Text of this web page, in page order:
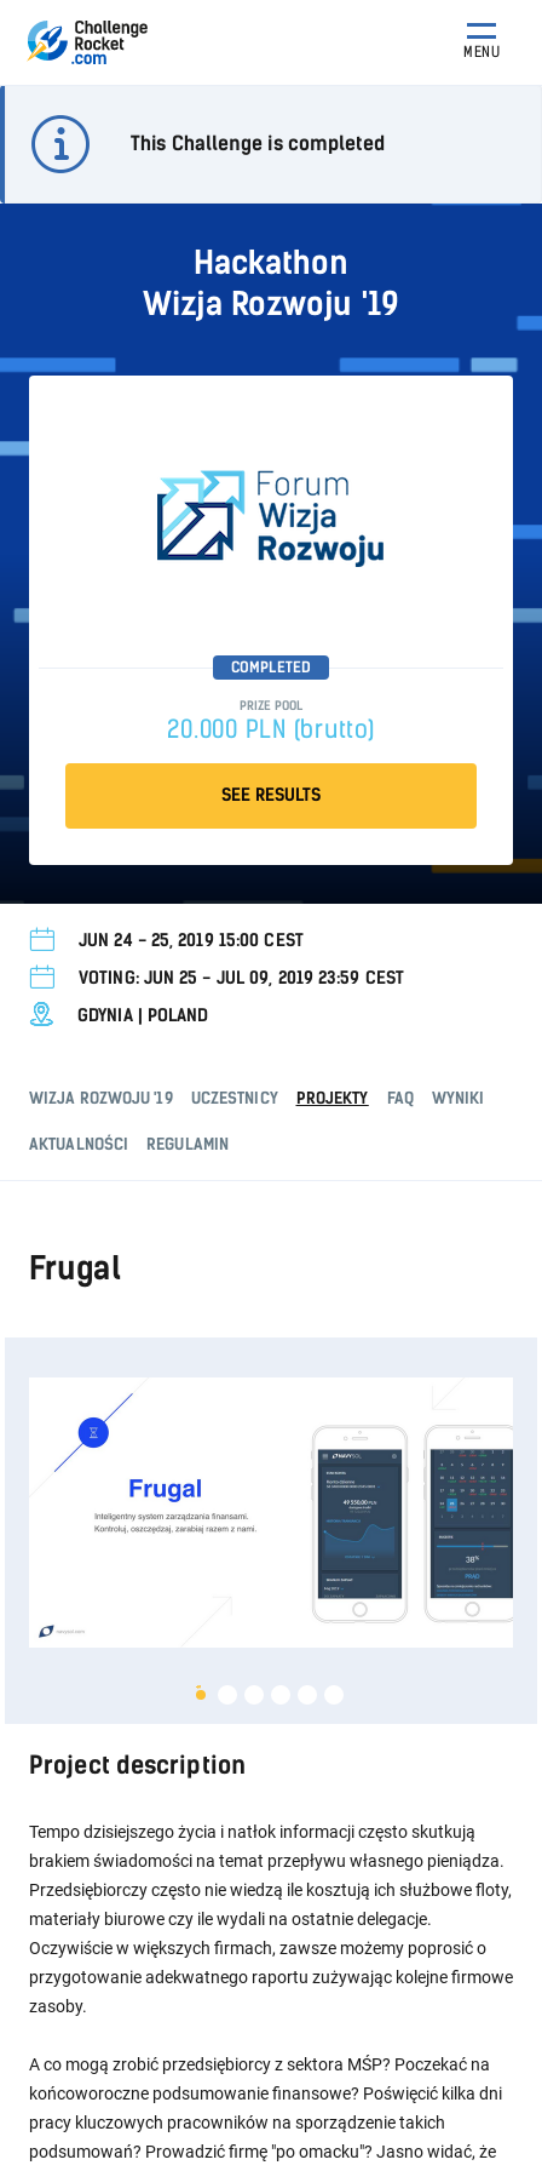
MENU
This Challenge is completed
Hackathon
Wizja Rozwoju '19
COMPLETED
PRIZE POOL
20.000 PLN (brutto)
SEE RESULTS
JUN 24 - 25, 2019 15:00 CEST
VOTING: JUN 25 - JUL 09, 2019 23:59 CEST
GDYNIA | POLAND
WIZJA ROZWOJU '19 UCZESTNICY PROJEKTY FAQ WYNIKI
AKTUALNOŚCI REGULAMIN
Frugal
Project description
Tempo dzisiejszego życia i natłok informacji często skutkują
brakiem świadomości na temat przepływu własnego pieniądza.
Przedsiębiorczy często nie wiedzą ile kosztują ich służbowe floty,
materiały biurowe czy ile wydali na ostatnie delegacje.
Oczywiście w większych firmach, zawsze możemy poprosić o
przygotowanie adekwatnego raportu zużywając kolejne firmowe
zasoby.
A co mogą zrobić przedsiębiorcy z sektora MŚP? Poczekać na
końcoworoczne podsumowanie finansowe? Poświęcić kilka dni
pracy kluczowych pracowników na sporządzenie takich
podsumowań? Prowadzić firmę "po omacku"? Jasno widać, że